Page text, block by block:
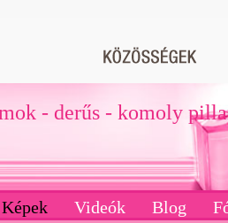
- derűs - komoly
Képek Videók Blog